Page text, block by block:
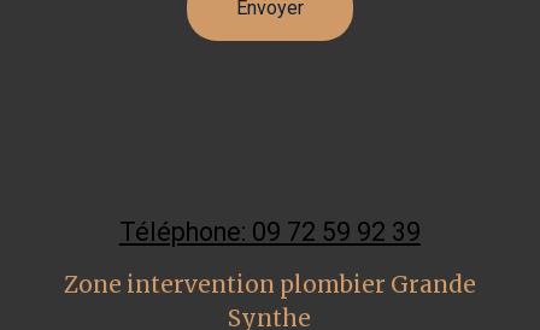
Téléphone: 09 72 59 92 39
Zone intervention plombier Grande
Synthe